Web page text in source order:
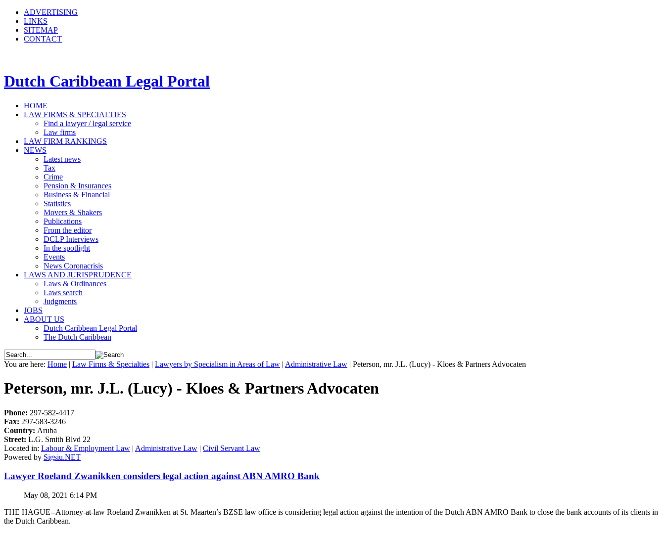
ADVERTISING
LINKS
SITEMAP
CONTACT
Dutch Caribbean Legal Portal
HOME
LAW FIRMS & SPECIALTIES
Find a lawyer / legal service
Law firms
LAW FIRM RANKINGS
NEWS
Latest news
Tax
Crime
Pension & Insurances
Business & Financial
Statistics
Movers & Shakers
Publications
From the editor
DCLP Interviews
In the spotlight
Events
News Coronacrisis
LAWS AND JURISPRUDENCE
Laws & Ordinances
Laws search
Judgments
JOBS
ABOUT US
Dutch Caribbean Legal Portal
The Dutch Caribbean
You are here: Home | Law Firms & Specialties | Lawyers by Specialism in Areas of Law | Administrative Law | Peterson, mr. J.L. (Lucy) - Kloes & Partners Advocaten
Peterson, mr. J.L. (Lucy) - Kloes & Partners Advocaten
Phone: 297-582-4417
Fax: 297-583-3246
Country: Aruba
Street: L.G. Smith Blvd 22
Located in: Labour & Employment Law | Administrative Law | Civil Servant Law
Powered by Sigsiu.NET
Lawyer Roeland Zwanikken considers legal action against ABN AMRO Bank
May 08, 2021 6:14 PM
THE HAGUE--Attorney-at-law Roeland Zwanikken at St. Maarten’s BZSE law office is considering legal action against the intention of the Dutch ABN AMRO Bank to close the bank accounts of its clients in
the Dutch Caribbean.